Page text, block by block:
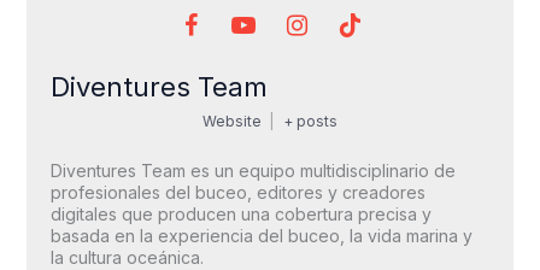
Diventures Team
Website + posts
Diventures Team es un equipo multidisciplinario de
profesionales del buceo, editores y creadores
digitales que producen una cobertura precisa y
basada en la experiencia del buceo, la vida marina y
la cultura oceánica.